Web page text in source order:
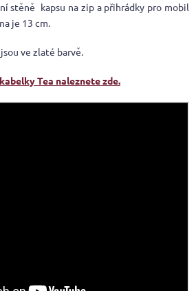
stěně kapsu na zip a přihrádky pro mobil
je 13 cm.
ve zlaté barvě.
Tea naleznete zde.